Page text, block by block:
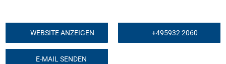
WEBSITE ANZEIGEN +495932 2060
E-MAIL SENDEN